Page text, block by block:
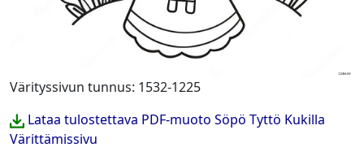
Värityssivun tunnus: 1532-1225
Lataa tulostettava PDF-muoto Söpö Tyttö Kukilla
Värittämissivu